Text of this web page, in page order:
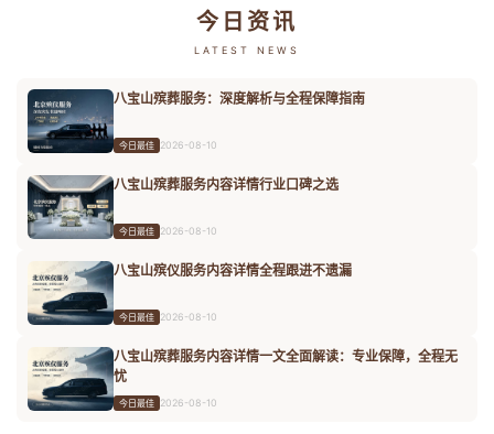
今日资讯
LATEST NEWS
八宝山殡葬服务：深度解析与全程保障指南
今日最佳 2026-08-10
八宝山殡葬服务内容详情行业口碑之选
今日最佳 2026-08-10
八宝山殡仪服务内容详情全程跟进不遗漏
今日最佳 2026-08-10
八宝山殡葬服务内容详情一文全面解读：专业保障，全程无
忧
今日最佳 2026-08-10